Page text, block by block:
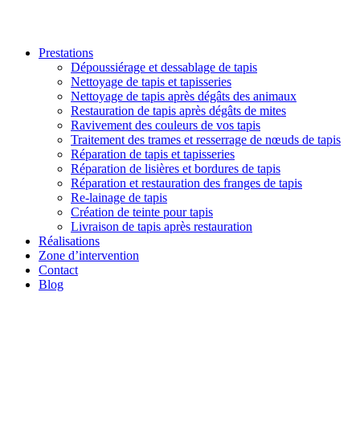
Prestations
Dépoussiérage et dessablage de tapis
Nettoyage de tapis et tapisseries
Nettoyage de tapis après dégâts des animaux
Restauration de tapis après dégâts de mites
Ravivement des couleurs de vos tapis
Traitement des trames et resserrage de nœuds de tapis
Réparation de tapis et tapisseries
Réparation de lisières et bordures de tapis
Réparation et restauration des franges de tapis
Re-lainage de tapis
Création de teinte pour tapis
Livraison de tapis après restauration
Réalisations
Zone d’intervention
Contact
Blog